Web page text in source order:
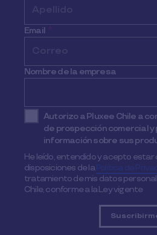
Email *
Nombre de la empresa
Autorizo a Pluxee Chile a
de prospección comercial
información sobre sus
He leído, entendido y acepto estar
disposiciones de laPolítica de
tratamiento de mis datos
Chile, conforme a la Ley vigente